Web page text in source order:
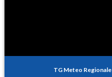
TG Meteo Regionale